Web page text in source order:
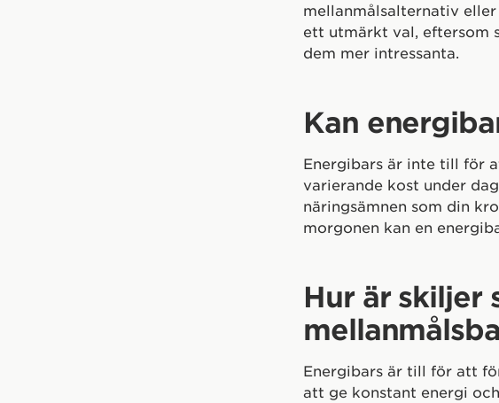
mellanmålsalternativ
ett utmärkt val, eftersom
dem mer intressanta.
Kan
Energibars är inte till för
varierande kost under
näringsämnen som din
morgonen kan en
Hur är skiljer
Energibars är till för att
att ge konstant energi